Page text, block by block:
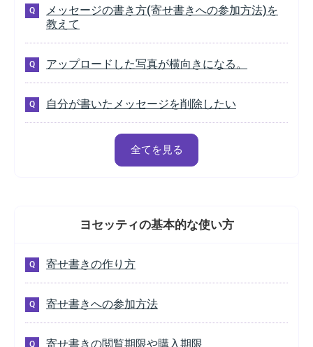
メッセージの書き方(寄せ書きへの参加方法)を
教えて
アップロードした写真が横向きになる。
自分が書いたメッセージを削除したい
全てを見る
ヨセッティの基本的な使い方
寄せ書きの作り方
寄せ書きへの参加方法
寄せ書きの閲覧期限や購入期限